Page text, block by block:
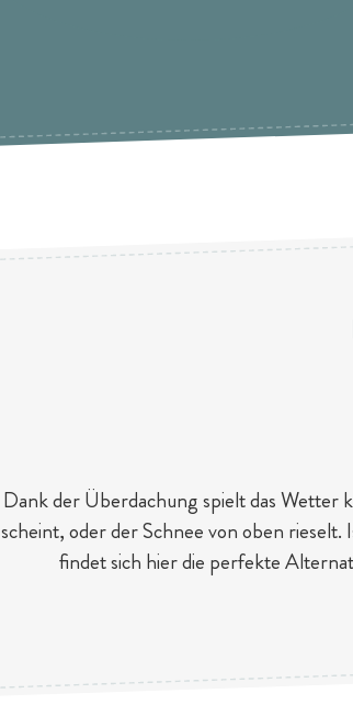
Dank der Überdachung spielt das Wetter
scheint, oder der Schnee von oben rieselt.
findet sich hier die perfekte